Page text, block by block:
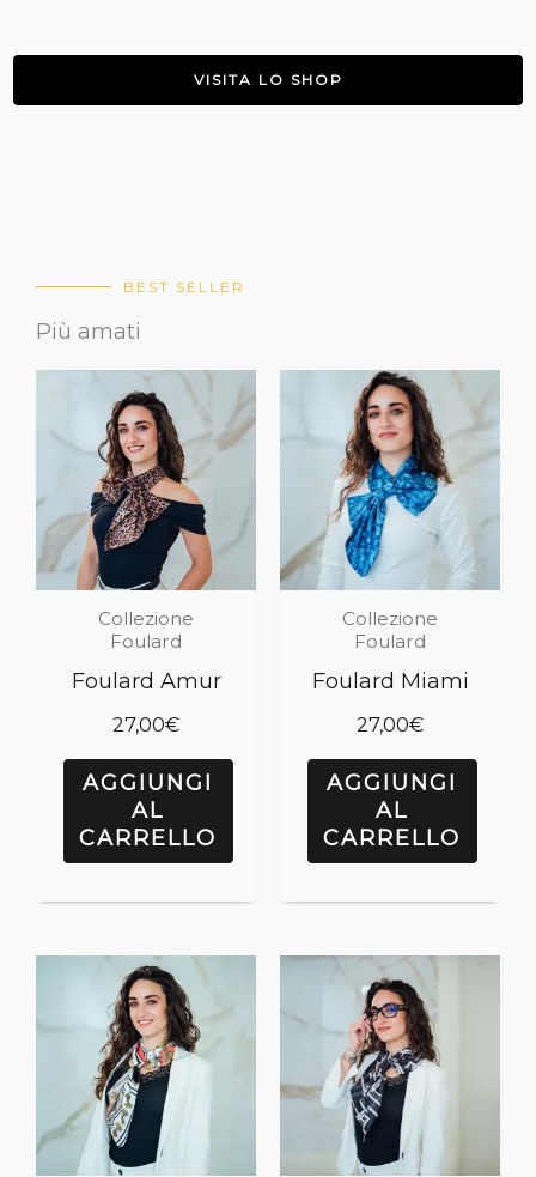
VISITA LO SHOP
BEST SELLER
Più amati
Collezione
Foulard
Foulard Amur
27,00€
AGGIUNGI
AL
CARRELLO
Collezione
Foulard
Foulard Miami
27,00€
AGGIUNGI
AL
CARRELLO